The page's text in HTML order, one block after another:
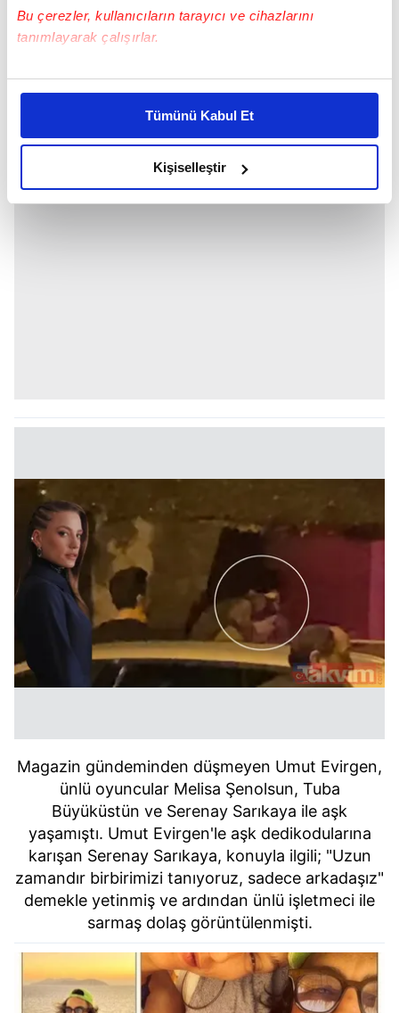
Bu çerezler, kullanıcıların tarayıcı ve cihazlarını
tanımlayarak çalışırlar.
Bu çerezlere izin vermeniz halinde sizlere özel
daha iyi reklam deneyimi yaşatabiliriz. Bunu yaparken
amacımızın size daha iyi bir reklam deneyimi sunmak
olduğunu ve sizlere en iyi içerikleri sunabilmek adına
elimizden gelen çabayı gösterdiğimizi ve bu noktada,
reklamların maliyetlerimizi karşılamak noktasında tek gelir
verileriniz işlenmekte olup gerekli olan çerezler bilgi
kılınması ve kişiselleştirilmesi ve sizlere yönelik
reklam/pazarlama faaliyetlerinin yapılması, amaçlarıyla
sınırlı olarak açık rızanız dahilinde kullanılacaktır.
Çerezlere ilişkin tercihlerinizi aşağıda yer alan panel
vasıtasıyla belirleyebilirsiniz. Çerezlere ilişkin detaylı bilgi
için Ayarlar butonuna tıklayabilir,
Çerez Bilgilendirme
Metnimizi
ziyaret edebilirsiniz.
6698 sayılı Kişisel Verilerin Korunması Kanunu uyarınca
almak için lütfentıklayınız.
Tümünü Kabul Et
Kişiselleştir
olmasına gerek yok, sevdiğim insanlar söz
konusu olduğunda da böyleyim" demişti.
Magazin gündeminden düşmeyen Umut Evirgen,
ünlü oyuncular Melisa Şenolsun, Tuba
Büyüküstün ve Serenay Sarıkaya ile aşk
yaşamıştı. Umut Evirgen'le aşk dedikodularına
karışan Serenay Sarıkaya, konuyla ilgili; "Uzun
zamandır birbirimizi tanıyoruz, sadece arkadaşız"
demekle yetinmiş ve ardından ünlü işletmeci ile
sarmaş dolaş görüntülenmişti.